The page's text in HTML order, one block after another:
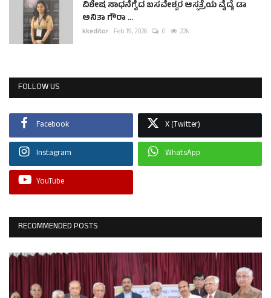
ವಿಶೇಷ ಸಾಧನೆಗೈದ ಬಸವೇಶ್ವರ ಆಸ್ಪತ್ರೆಯ ವೈದ್ಯೆ ಡಾ
ಅನಿತಾ ಗೌರಾ ...
kkeditor Feb 19, 2026 0 2.2k
FOLLOW US
Facebook X (Twitter)
Instagram WhatsApp
YouTube
RECOMMENDED POSTS